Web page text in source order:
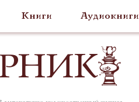
Книги Аудиокниги
НИК